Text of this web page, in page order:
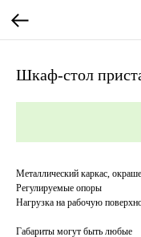
Шкаф-стол
Металлический каркас,
Регулируемые опоры
Нагрузка на рабочую
Габариты могут быть любые